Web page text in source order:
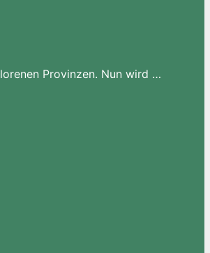
Provinzen. Nun wird …